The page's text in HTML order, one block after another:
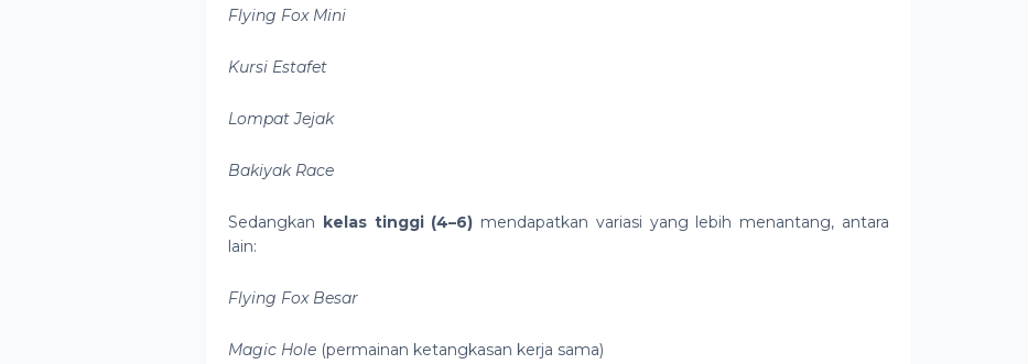
Flying Fox Mini
Kursi Estafet
Lompat Jejak
Bakiyak Race
Sedangkan kelas tinggi (4–6) mendapatkan variasi yang lebih menantang, antara
lain:
Flying Fox Besar
Magic Hole (permainan ketangkasan kerja sama)